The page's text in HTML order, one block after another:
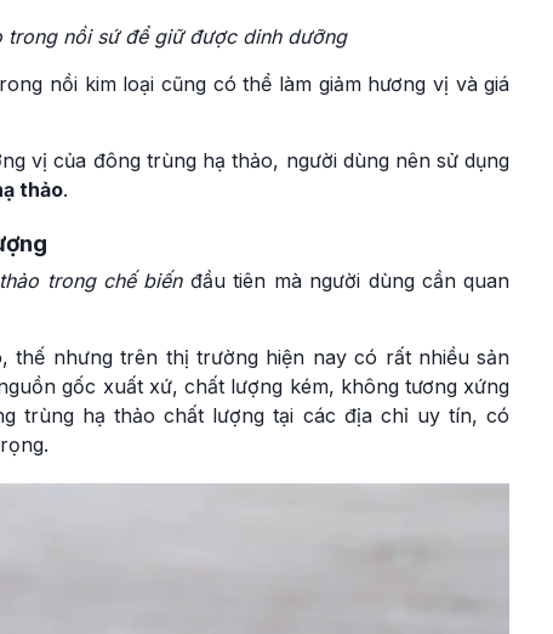
trong nồi sứ để giữ được dinh dưỡng
nồi kim loại cũng có thể làm giảm hương vị và giá
vị của đông trùng hạ thảo, người dùng nên sử dụng
thảo.
trong chế biếnđầu tiên mà người dùng cần quan
thế nhưng trên thị trường hiện nay có rất nhiều sản
gốc xuất xứ, chất lượng kém, không tương xứng
trùng hạ thảo chất lượng tại các địa chỉ uy tín, có